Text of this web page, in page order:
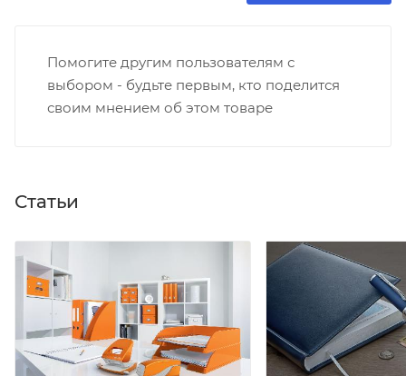
Помогите другим пользователям с
выбором - будьте первым, кто поделится
своим мнением об этом товаре
Статьи